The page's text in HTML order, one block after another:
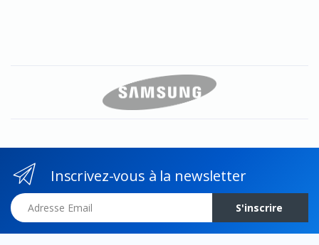
Inscrivez-vous à la newsletter
Adresse Email
S'inscrire